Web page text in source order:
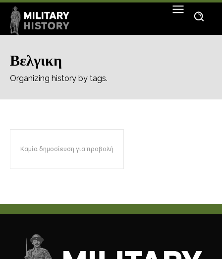
Βελγικη
Organizing history by tags.
Καμία δημοσίευση για προβολή